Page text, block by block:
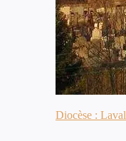
Diocèse : Laval